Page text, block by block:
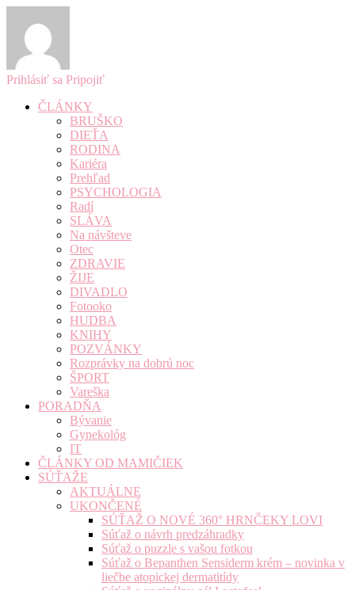
Prihlásiť sa Pripojiť
ČLÁNKY
BRUŠKO
DIEŤA
RODINA
Kariéra
Prehľad
PSYCHOLOGIA
Radí
SLÁVA
Na návšteve
Otec
ZDRAVIE
ŽIJE
DIVADLO
Fotooko
HUDBA
KNIHY
POZVÁNKY
Rozprávky na dobrú noc
ŠPORT
Vareška
PORADŇA
Bývanie
Gynekológ
IT
ČLÁNKY OD MAMIČIEK
SÚŤAŽE
AKTUÁLNE
UKONČENÉ
SÚŤAŽ O NOVÉ 360° HRNČEKY LOVI
Súťaž o návrh predzáhradky
Súťaž o puzzle s vašou fotkou
Súťaž o Bepanthen Sensiderm krém – novinka v
liečbe atopickej dermatitídy